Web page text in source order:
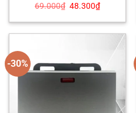
69.000₫ Giá
là:
48.300₫Giá
hiện
tại
48.300₫.
-30%